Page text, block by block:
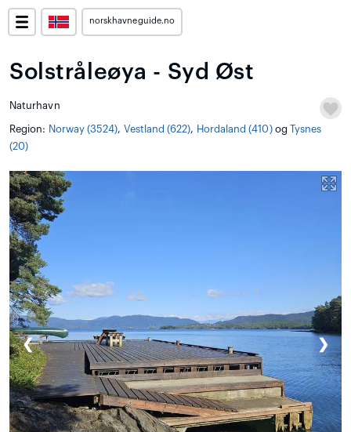
norskhavneguide.no
Solstråleøya - Syd Øst
Naturhavn
Region: Norway (3524), Vestland (622), Hordaland (410)og Tysnes
(20)
❮ ❯